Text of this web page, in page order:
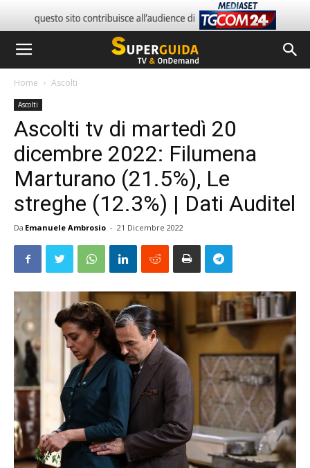
Home Ascolti
Ascolti
Ascolti tv di martedì 20
dicembre 2022: Filumena
Marturano (21.5%), Le
streghe (12.3%) | Dati Auditel
Da Emanuele Ambrosio - 21 Dicembre 2022